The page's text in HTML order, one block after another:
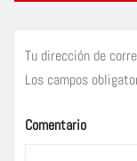
Tu dirección de
Los campos
Comentario